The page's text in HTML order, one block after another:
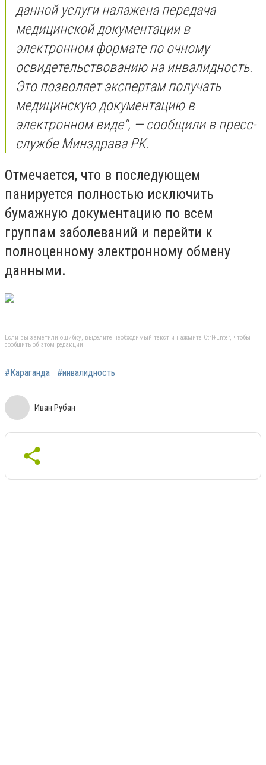
данной услуги налажена передача
медицинской документации в
электронном формате по очному
освидетельствованию на инвалидность.
Это позволяет экспертам получать
медицинскую документацию в
электронном виде", — сообщили в пресс-
службе Минздрава РК.
Отмечается, что в последующем
панируется полностью исключить
бумажную документацию по всем
группам заболеваний и перейти к
полноценному электронному обмену
данными.
Если вы заметили ошибку, выделите необходимый текст и нажмите Ctrl+Enter, чтобы
сообщить об этом редакции
#Караганда #инвалидность
Иван Рубан